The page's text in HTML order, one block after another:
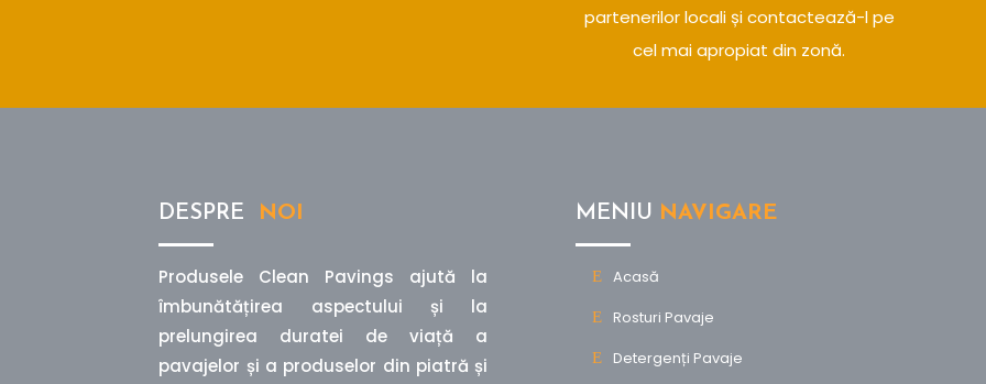
partenerilor locali și contactează-l pe
cel mai apropiat din zonă.
DESPRE NOI
Produsele Clean Pavings ajută la
îmbunătățirea aspectului și la
prelungirea duratei de viață a
pavajelor și a produselor din piatră și
MENIU NAVIGARE
Acasă
Rosturi Pavaje
Detergenți Pavaje